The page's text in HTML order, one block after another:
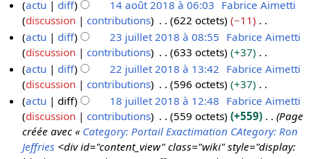
0
0
u
n
r
é
s
u
m
é
d
e
6
o
0
u
c
u
n
r
é
s
u
m
é
4
o
actu diff 14 août 2018 à 06:03 Fabrice Aimetti
discussion
contributions 622 octets
−11
A
u
c
u
n
r
é
s
3
u
actu diff 23 juillet 2018 à 08:55 Fabrice Aimetti
discussion
contributions 633 octets
+37
A
u
c
u
n
r
2
actu diff 22 juillet 2018 à 13:42 Fabrice Aimetti
discussion
contributions 596 octets
+37
A
u
c
u
actu diff 18 juillet 2018 à 12:48 Fabrice Aimetti
discussion
contributions 559 octets +559
Page
créée avec « Category: Portail Exactimation CAtegory: Ron
Jeffries <div id="content_view" class="wiki" style="display: